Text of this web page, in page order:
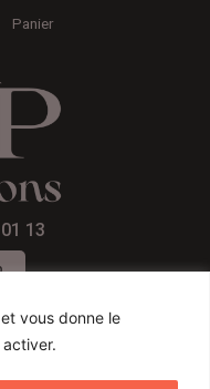
vous donne le
Panier
13